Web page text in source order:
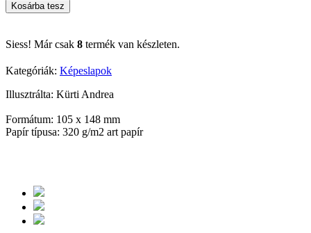
Kosárba tesz
Siess! Már csak 8 termék van készleten.
Kategóriák: Képeslapok
Illusztrálta: Kürti Andrea
Formátum: 105 x 148 mm
Papír típusa: 320 g/m2 art papír